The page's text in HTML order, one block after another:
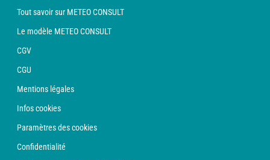
Tout savoir sur METEO CONSULT
Le modèle METEO CONSULT
CGV
CGU
Mentions légales
Infos cookies
Paramètres des cookies
Confidentialité